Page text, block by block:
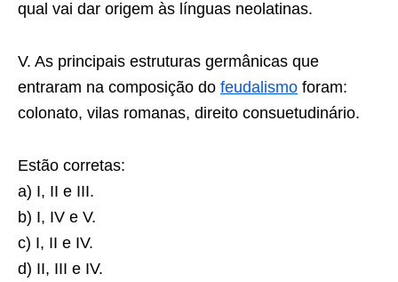
qual vai dar origem às línguas neolatinas.
V. As principais estruturas germânicas que
entraram na composição do feudalismo foram:
colonato, vilas romanas, direito consuetudinário.
Estão corretas:
a) I, II e III.
b) I, IV e V.
c) I, II e IV.
d) II, III e IV.